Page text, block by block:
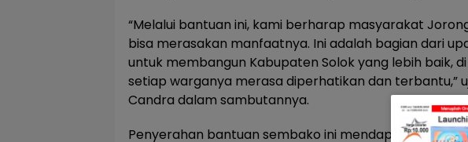
“Melalui bantuan ini, kami berharap masyarakat
bisa merasakan manfaatnya. Ini adalah bagian dari
untuk membangun Kabupaten Solok yang lebih baik,
setiap warganya merasa diperhatikan dan terbantu,”
Candra dalam sambutannya.
Penyerahan bantuan sembako ini mendapat